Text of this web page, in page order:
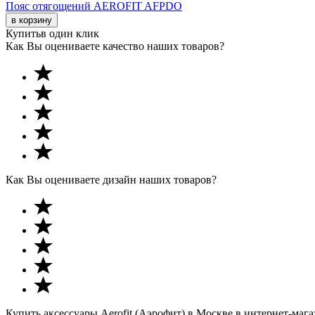
Пояс отягощений AEROFIT AFPDO
в корзину
Купитьв один клик
Как Вы оцениваете качество наших товаров?
Как Вы оцениваете дизайн наших товаров?